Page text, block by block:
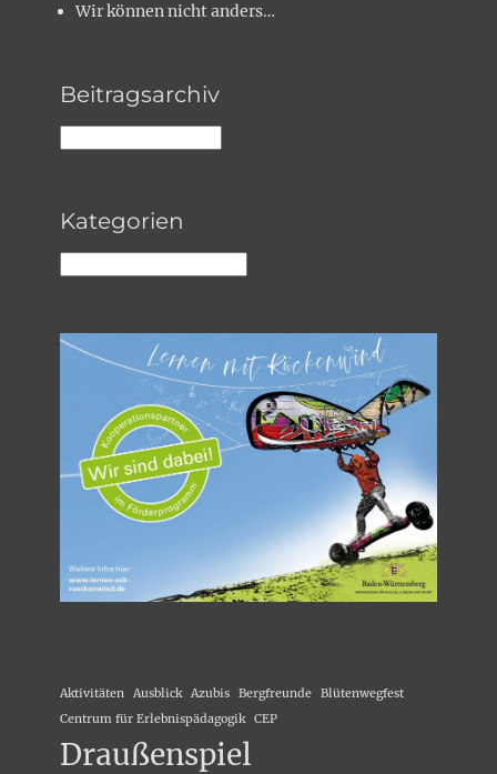
Wir können nicht anders…
Beitragsarchiv
Kategorien
Aktivitäten Ausblick Azubis Bergfreunde
Blütenwegfest
Centrum für Erlebnispädagogik
CEP
Draußenspiel